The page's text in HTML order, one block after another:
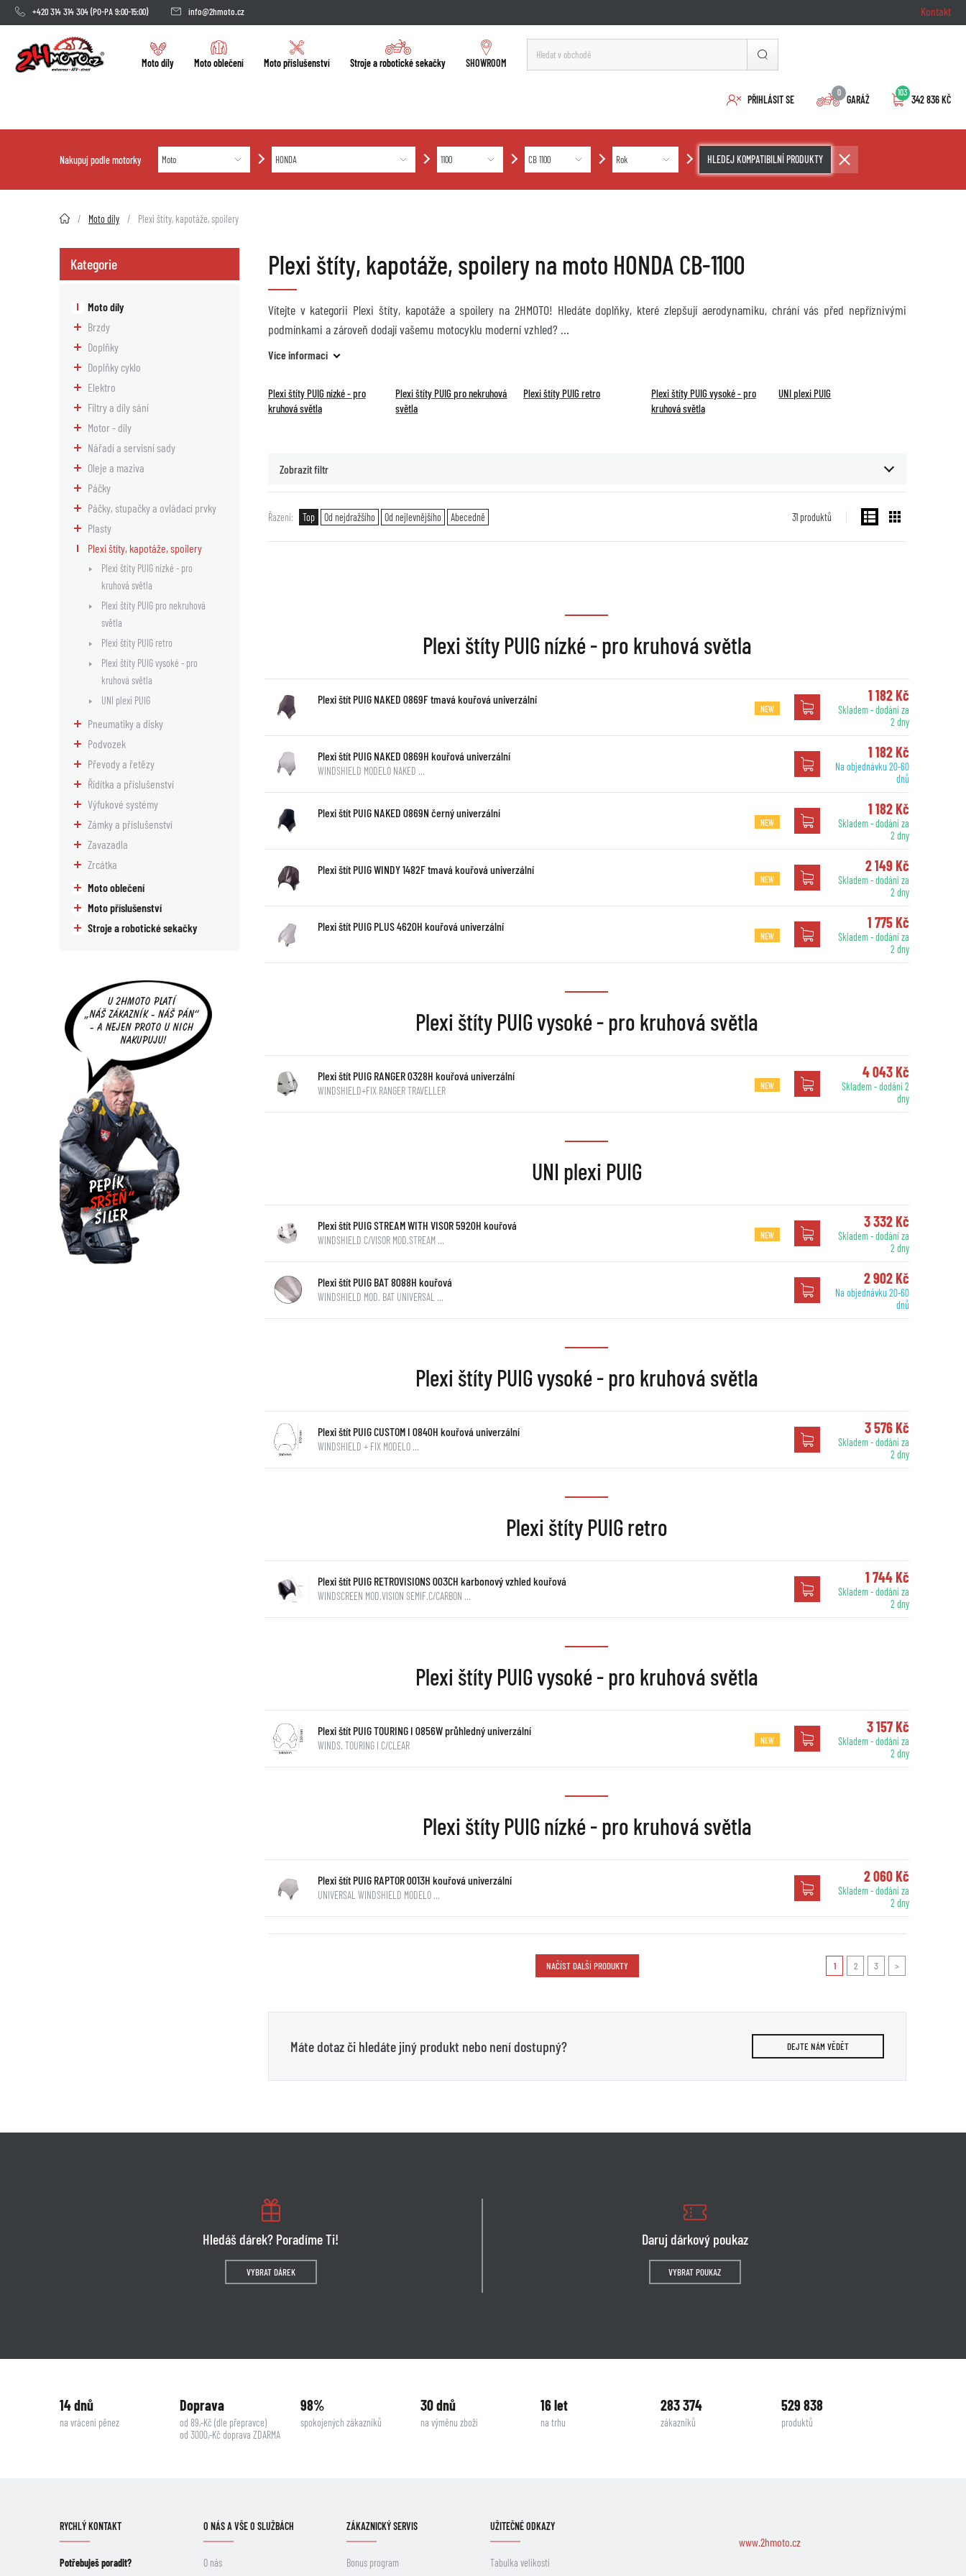
+420 314 314 304(PO-PA 9:00-15:00) info@2hmoto.cz Kontakt
Moto díly Moto oblečení Moto příslušenství Stroje a robotické sekačky SHOWROOM
PŘIHLÁSIT SE
0
GARÁŽ
103
342 836 KČ
Nakupuj podle motorky HLEDEJ KOMPATIBILNÍ PRODUKTY
2HMOTO.cz Moto díly Plexi štíty, kapotáže, spoilery
Kategorie
Moto díly
Brzdy
Doplňky
Doplňky cyklo
Elektro
Filtry a díly sání
Motor - díly
Nářadí a servisní sady
Oleje a maziva
Páčky
Páčky, stupačky a ovládací prvky
Plasty
Plexi štíty, kapotáže, spoilery
Plexi štíty PUIG nízké - pro
kruhová světla
Plexi štíty PUIG pro nekruhová
světla
Plexi štíty PUIG retro
Plexi štíty PUIG vysoké - pro
kruhová světla
UNI plexi PUIG
Pneumatiky a disky
Podvozek
Převody a řetězy
Řídítka a příslušenství
Výfukové systémy
Zámky a příslušenství
Zavazadla
Zrcátka
Moto oblečení
Moto příslušenství
Stroje a robotické sekačky
Plexi štíty, kapotáže, spoilery na moto HONDA CB-1100
Vítejte v kategorii Plexi štíty, kapotáže a spoilery na 2HMOTO! Hledáte doplňky, které zlepšují aerodynamiku, chrání vás před nepříznivými
podmínkami a zároveň dodají vašemu motocyklu moderní vzhled?
Více informací
Plexi štíty PUIG nízké - pro
kruhová světla
Plexi štíty PUIG pro nekruhová
světla
Plexi štíty PUIG retro
Plexi štíty PUIG vysoké - pro
kruhová světla
UNI plexi PUIG
Zobrazit filtr
31 produktů
Řazení Top Od nejdražšího Od nejlevnějšího Abecedně
Plexi štíty PUIG nízké - pro kruhová světla
Plexi štít PUIG NAKED 0869F tmavá kouřová univerzální
NEW
1 182 Kč
Skladem - dodání za
2 dny
Plexi štít PUIG NAKED 0869H kouřová univerzální
WINDSHIELD MODELO NAKED …
1 182 Kč
Na objednávku 20-60
dnů
Plexi štít PUIG NAKED 0869N černý univerzální
NEW
1 182 Kč
Skladem - dodání za
2 dny
Plexi štít PUIG WINDY 1482F tmavá kouřová univerzální
NEW
2 149 Kč
Skladem - dodání za
2 dny
Plexi štít PUIG PLUS 4620H kouřová univerzální
NEW
1 775 Kč
Skladem - dodání za
2 dny
Plexi štíty PUIG vysoké - pro kruhová světla
Plexi štít PUIG RANGER 0328H kouřová univerzální
WINDSHIELD+FIX RANGER TRAVELLER NEW
4 043 Kč
Skladem - dodání 2
dny
UNI plexi PUIG
Plexi štít PUIG STREAM WITH VISOR 5920H kouřová
WINDSHIELD C/VISOR MOD.STREAM … NEW
3 332 Kč
Skladem - dodání za
2 dny
Plexi štít PUIG BAT 8088H kouřová
WINDSHIELD MOD. BAT UNIVERSAL …
2 902 Kč
Na objednávku 20-60
dnů
Plexi štíty PUIG vysoké - pro kruhová světla
Plexi štít PUIG CUSTOM I 0840H kouřová univerzální
WINDSHIELD + FIX MODELO …
3 576 Kč
Skladem - dodání za
2 dny
Plexi štíty PUIG retro
Plexi štít PUIG RETROVISIONS 003CH karbonový vzhled kouřová
WINDSCREEN MOD.VISION SEMIF.C/CARBON …
1 744 Kč
Skladem - dodání za
2 dny
Plexi štíty PUIG vysoké - pro kruhová světla
Plexi štít PUIG TOURING I 0856W průhledný univerzální
WINDS. TOURING I C/CLEAR NEW
3 157 Kč
Skladem - dodání za
2 dny
Plexi štíty PUIG nízké - pro kruhová světla
Plexi štít PUIG RAPTOR 0013H kouřová univerzální
UNIVERSAL WINDSHIELD MODELO …
2 060 Kč
Skladem - dodání za
2 dny
NAČÍST DALŠÍ PRODUKTY 1 2 3 >
Máte dotaz či hledáte jiný produkt nebo není dostupný? DEJTE NÁM VĚDĚT
Hledáš dárek? Poradíme Ti!
VYBRAT DÁREK
Daruj dárkový poukaz
VYBRAT POUKAZ
14 dnů
na vrácení pěnez
Doprava
od 89,-Kč (dle přepravce)
od 3000,-Kč doprava ZDARMA
98%
spokojených zákazníků
30 dnů
na výměnu zboží
16 let
na trhu
283 374
zákazníků
529 838
produktů
RYCHLÝ KONTAKT
Potřebuješ poradit?
O NÁS A VŠE O SLUŽBÁCH
O nás
ZÁKAZNICKÝ SERVIS
Bonus program
UŽITEČNÉ ODKAZY
Tabulka velikostí
www.2hmoto.cz